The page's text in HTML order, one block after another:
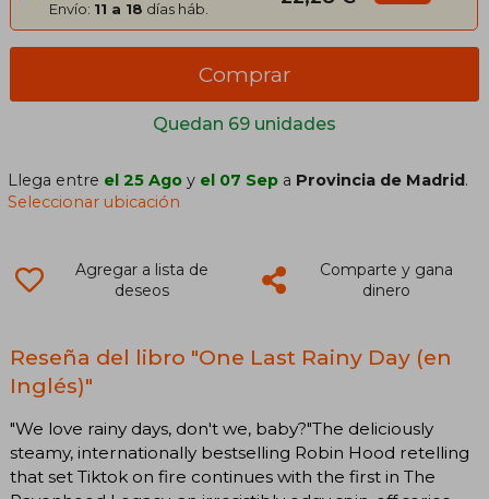
Envío: 11 a 18 días háb.
Quedan 69 unidades
Comprar
Llega entre el 25 Ago y el 07 Sep a Provincia de Madrid.
Seleccionar ubicación
Agregar a lista de
deseos
Comparte y gana
dinero
Reseña del libro "One Last Rainy Day (en
Inglés)"
"We love rainy days, don't we, baby?"The deliciously
steamy, internationally bestselling Robin Hood retelling
that set Tiktok on fire continues with the first in The